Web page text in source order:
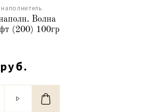
Волна
(200) 100гр